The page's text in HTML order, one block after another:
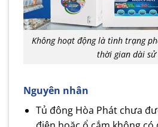
Không hoạt động là tình trạng
thời gian dài sử
Nguyên nhân
Tủ đông Hòa Phát chưa